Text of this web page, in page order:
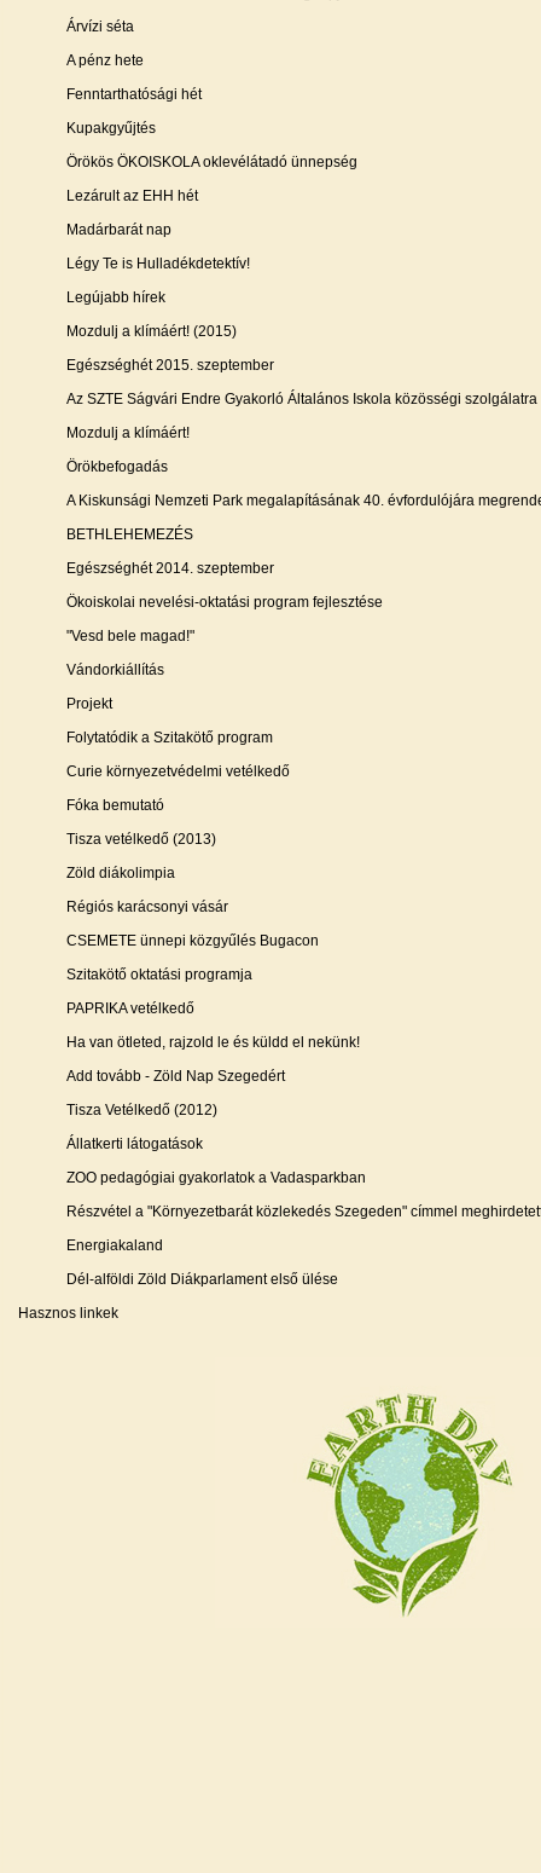
Árvízi séta
A pénz hete
Fenntarthatósági hét
Kupakgyűjtés
Örökös ÖKOISKOLA oklevélátadó ünnepség
Lezárult az EHH hét
Madárbarát nap
Légy Te is Hulladékdetektív!
Legújabb hírek
Mozdulj a klímáért! (2015)
Egészséghét 2015. szeptember
Az SZTE Ságvári Endre Gyakorló Általános Iskola közösségi
Mozdulj a klímáért!
Örökbefogadás
A Kiskunsági Nemzeti Park megalapításának 40. évfordulójára
BETHLEHEMEZÉS
Egészséghét 2014. szeptember
Ökoiskolai nevelési-oktatási program fejlesztése
"Vesd bele magad!"
Vándorkiállítás
Projekt
Folytatódik a Szitakötő program
Curie környezetvédelmi vetélkedő
Fóka bemutató
Tisza vetélkedő (2013)
Zöld diákolimpia
Régiós karácsonyi vásár
CSEMETE ünnepi közgyűlés Bugacon
Szitakötő oktatási programja
PAPRIKA vetélkedő
Ha van ötleted, rajzold le és küldd el nekünk!
Add tovább - Zöld Nap Szegedért
Tisza Vetélkedő (2012)
Állatkerti látogatások
ZOO pedagógiai gyakorlatok a Vadasparkban
Részvétel a "Környezetbarát közlekedés Szegeden" címmel
Energiakaland
Dél-alföldi Zöld Diákparlament első ülése
Hasznos linkek